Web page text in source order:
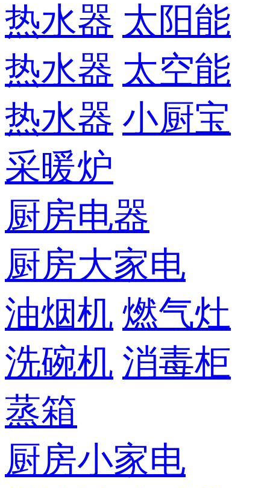
热水器 太阳能
热水器 太空能
热水器 小厨宝
采暖炉
厨房电器
厨房大家电
油烟机 燃气灶
洗碗机 消毒柜
蒸箱
厨房小家电